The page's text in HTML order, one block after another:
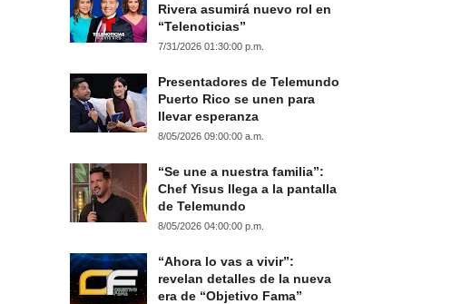
Rivera asumirá nuevo rol en
“Telenoticias”
7/31/2026 01:30:00 p.m.
Presentadores de Telemundo
Puerto Rico se unen para
llevar esperanza
8/05/2026 09:00:00 a.m.
“Se une a nuestra familia”:
Chef Yisus llega a la pantalla
de Telemundo
8/05/2026 04:00:00 p.m.
“Ahora lo vas a vivir”:
revelan detalles de la nueva
era de “Objetivo Fama”